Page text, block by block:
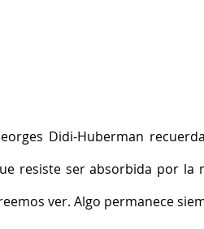
Didi-Huberman
resiste ser absorbida por la
ver. Algo permanece